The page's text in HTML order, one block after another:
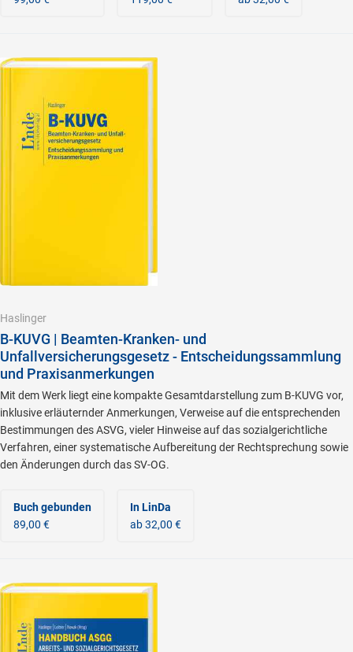
Haslinger
B-KUVG | Beamten-Kranken- und
Unfallversicherungsgesetz - Entscheidungssammlung
und Praxisanmerkungen
Mit dem Werk liegt eine kompakte Gesamtdarstellung zum B-KUVG vor,
inklusive erläuternder Anmerkungen, Verweise auf die entsprechenden
Bestimmungen des ASVG, vieler Hinweise auf das sozialgerichtliche
Verfahren, einer systematische Aufbereitung der Rechtsprechung sowie
den Änderungen durch das SV-OG.
Buch gebunden
89,00 €
In LinDa
ab 32,00 €